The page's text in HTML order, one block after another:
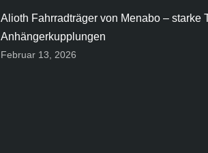
Alioth Fahrradträger von Menabo – starke
Anhängerkupplungen
Februar 13, 2026